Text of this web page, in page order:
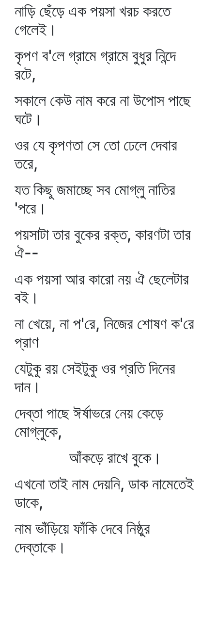
নাড়ি ছেঁড়ে এক পয়সা খরচ করতে
গেলেই।
কৃপণ ব'লে গ্রামে গ্রামে বুধুর নিন্দে
রটে,
সকালে কেউ নাম করে না উপোস পাছে
ঘটে।
ওর যে কৃপণতা সে তো ঢেলে দেবার
তরে,
যত কিছু জমাচ্ছে সব মোগ্‌লু নাতির
'পরে।
পয়সাটা তার বুকের রক্ত, কারণটা তার
ঐ--
এক পয়সা আর কারো নয় ঐ ছেলেটার
বই।
না খেয়ে, না প'রে, নিজের শোষণ ক'রে
প্রাণ
যেটুকু রয় সেইটুকু ওর প্রতি দিনের
দান।
দেব্‌তা পাছে ঈর্ষাভরে নেয় কেড়ে
মোগ্‌লুকে,
আঁকড়ে রাখে বুকে।
এখনো তাই নাম দেয়নি, ডাক নামেতেই
ডাকে,
নাম ভাঁড়িয়ে ফাঁকি দেবে নিষ্ঠুর
দেব্‌তাকে।